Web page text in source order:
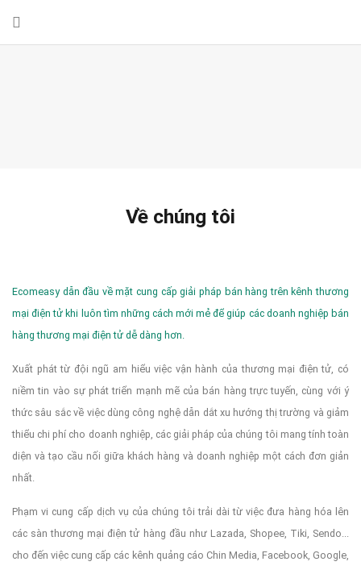
Về chúng tôi
Ecomeasy dẫn đầu về mặt cung cấp giải pháp bán hàng trên kênh thương
mại điện tử khi luôn tìm những cách mới mẻ để giúp các doanh nghiệp bán
hàng thương mại điện tử dễ dàng hơn.
Xuất phát từ đội ngũ am hiểu việc vận hành của thương mại điện tử, có
niềm tin vào sự phát triển mạnh mẽ của bán hàng trực tuyến, cùng với ý
thức sâu sắc về việc dùng công nghệ dẫn dắt xu hướng thị trường và giảm
thiểu chi phí cho doanh nghiệp, các giải pháp của chúng tôi mang tính toàn
diện và tạo cầu nối giữa khách hàng và doanh nghiệp một cách đơn giản
nhất.
Phạm vi cung cấp dịch vụ của chúng tôi trải dài từ việc đưa hàng hóa lên
các sàn thương mại điện tử hàng đầu như Lazada, Shopee, Tiki, Sendo...
cho đến việc cung cấp các kênh quảng cáo Chin Media, Facebook, Google,